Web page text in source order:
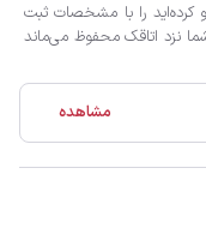
کرده‌اید را با مشخصات ثبت
نزد اتاقک محفوظ می‌ماند
مشاهده